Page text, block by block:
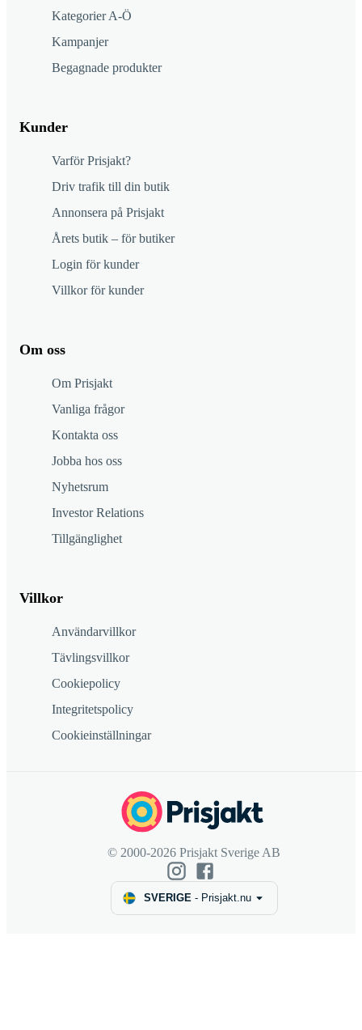
Kategorier A-Ö
Kampanjer
Begagnade produkter
Kunder
Varför Prisjakt?
Driv trafik till din butik
Annonsera på Prisjakt
Årets butik – för butiker
Login för kunder
Villkor för kunder
Om oss
Om Prisjakt
Vanliga frågor
Kontakta oss
Jobba hos oss
Nyhetsrum
Investor Relations
Tillgänglighet
Villkor
Användarvillkor
Tävlingsvillkor
Cookiepolicy
Integritetspolicy
Cookieinställningar
© 2000-2026 Prisjakt Sverige AB
SVERIGE- Prisjakt.nu